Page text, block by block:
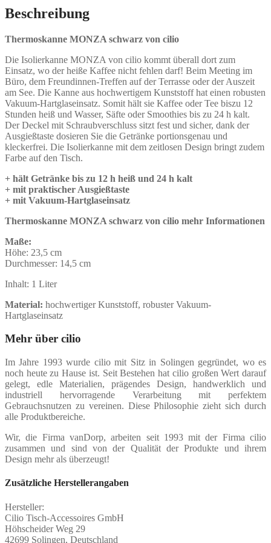
Beschreibung
Thermoskanne MONZA schwarz von cilio
Die Isolierkanne MONZA von cilio kommt überall dort zum
Einsatz, wo der heiße Kaffee nicht fehlen darf! Beim Meeting im
Büro, dem Freundinnen-Treffen auf der Terrasse oder der Auszeit
am See. Die Kanne aus hochwertigem Kunststoff hat einen robusten
Vakuum-Hartglaseinsatz. Somit hält sie Kaffee oder Tee biszu 12
Stunden heiß und Wasser, Säfte oder Smoothies bis zu 24 h kalt.
Der Deckel mit Schraubverschluss sitzt fest und sicher, dank der
Ausgießtaste dosieren Sie die Getränke portionsgenau und
kleckerfrei. Die Isolierkanne mit dem zeitlosen Design bringt zudem
Farbe auf den Tisch.
+ hält Getränke bis zu 12 h heiß und 24 h kalt
+ mit praktischer Ausgießtaste
+ mit Vakuum-Hartglaseinsatz
Thermoskanne MONZA schwarz von cilio mehr Informationen
Maße:
Höhe: 23,5 cm
Durchmesser: 14,5 cm
Inhalt: 1 Liter
Material: hochwertiger Kunststoff, robuster Vakuum-
Hartglaseinsatz
Mehr über cilio
Im Jahre 1993 wurde cilio mit Sitz in Solingen gegründet, wo es
noch heute zu Hause ist. Seit Bestehen hat cilio großen Wert darauf
gelegt, edle Materialien, prägendes Design, handwerklich und
industriell hervorragende Verarbeitung mit perfektem
Gebrauchsnutzen zu vereinen. Diese Philosophie zieht sich durch
alle Produktbereiche.
Wir, die Firma vanDorp, arbeiten seit 1993 mit der Firma cilio
zusammen und sind von der Qualität der Produkte und ihrem
Design mehr als überzeugt!
Zusätzliche Herstellerangaben
Hersteller:
Cilio Tisch-Accessoires GmbH
Höhscheider Weg 29
42699 Solingen, Deutschland